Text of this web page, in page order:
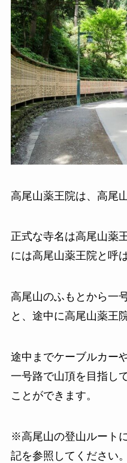
高尾山薬王院は、高尾
正式な寺名は高尾山薬
には高尾山薬王院と呼
高尾山のふもとから一
と、途中に高尾山薬王
途中までケーブルカー
一号路で山頂を目指し
ことができます。
※高尾山の登山ルート
記を参照してください。